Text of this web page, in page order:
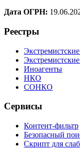
Дата ОГРН:
Реестры
Иноагенты
НКО
СОНКО
Сервисы
Контент-фильтр
Безопасный
Скрипт для